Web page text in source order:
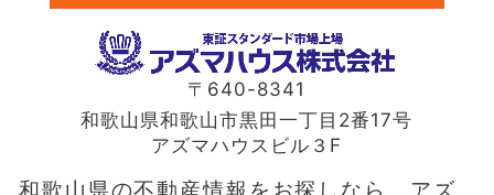
〒640-8341
和歌山県和歌山市黒田一丁目2番17号
アズマハウスビル３F
和歌山県の不動産情報をお探しなら、アズ